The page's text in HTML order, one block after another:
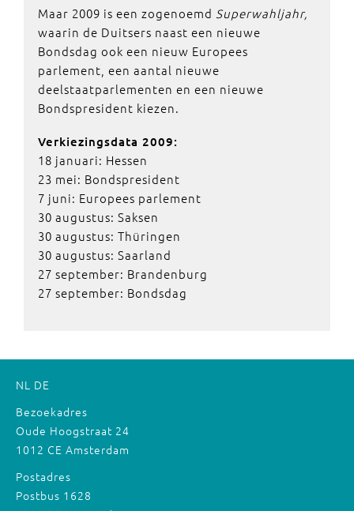
Maar 2009 is een zogenoemd Superwahljahr,
waarin de Duitsers naast een nieuwe
Bondsdag ook een nieuw Europees
parlement, een aantal nieuwe
deelstaatparlementen en een nieuwe
Bondspresident kiezen.
Verkiezingsdata 2009:
18 januari: Hessen
23 mei: Bondspresident
7 juni: Europees parlement
30 augustus: Saksen
30 augustus: Thüringen
30 augustus: Saarland
27 september: Brandenburg
27 september: Bondsdag
NL DE
Bezoekadres
Oude Hoogstraat 24
1012 CE Amsterdam
Postadres
Postbus 1628